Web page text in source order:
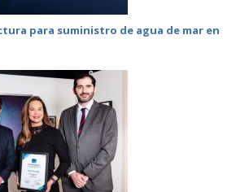
para suministro de agua de mar en